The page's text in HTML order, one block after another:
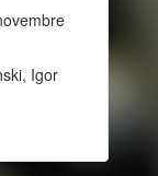
Igor